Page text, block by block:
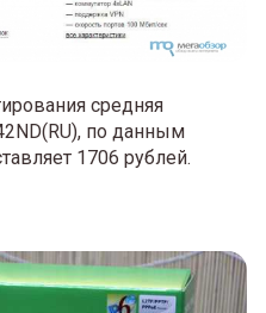
средняя
по данным
1706 рублей.